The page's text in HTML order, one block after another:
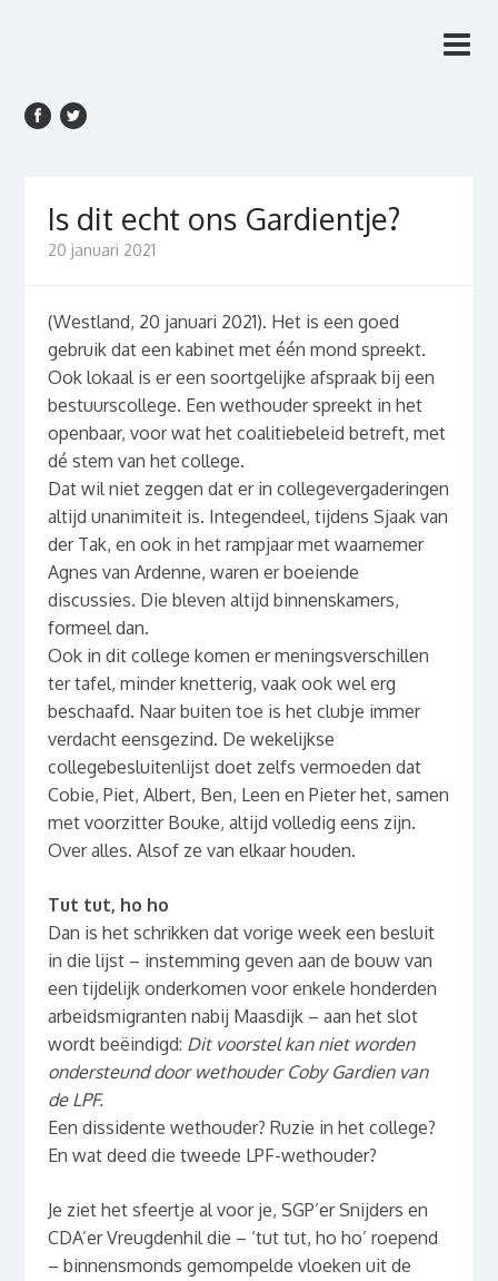
Is dit echt ons Gardientje?
20 januari 2021
(Westland, 20 januari 2021). Het is een goed
gebruik dat een kabinet met één mond spreekt.
Ook lokaal is er een soortgelijke afspraak bij een
bestuurscollege. Een wethouder spreekt in het
openbaar, voor wat het coalitiebeleid betreft, met
dé stem van het college.
Dat wil niet zeggen dat er in collegevergaderingen
altijd unanimiteit is. Integendeel, tijdens Sjaak van
der Tak, en ook in het rampjaar met waarnemer
Agnes van Ardenne, waren er boeiende
discussies. Die bleven altijd binnenskamers,
formeel dan.
Ook in dit college komen er meningsverschillen
ter tafel, minder knetterig, vaak ook wel erg
beschaafd. Naar buiten toe is het clubje immer
verdacht eensgezind. De wekelijkse
collegebesluitenlijst doet zelfs vermoeden dat
Cobie, Piet, Albert, Ben, Leen en Pieter het, samen
met voorzitter Bouke, altijd volledig eens zijn.
Over alles. Alsof ze van elkaar houden.
Tut tut, ho ho
Dan is het schrikken dat vorige week een besluit
in die lijst – instemming geven aan de bouw van
een tijdelijk onderkomen voor enkele honderden
arbeidsmigranten nabij Maasdijk – aan het slot
wordt beëindigd: Dit voorstel kan niet worden
ondersteund door wethouder Coby Gardien van
de LPF.
Een dissidente wethouder? Ruzie in het college?
En wat deed die tweede LPF-wethouder?
Je ziet het sfeertje al voor je, SGP’er Snijders en
CDA’er Vreugdenhil die – ‘tut tut, ho ho’ roepend
– binnensmonds gemompelde vloeken uit de